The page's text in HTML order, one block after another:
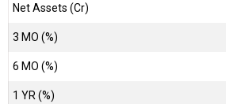
Net Assets (Cr)
3 MO (%)
6 MO (%)
1 YR (%)